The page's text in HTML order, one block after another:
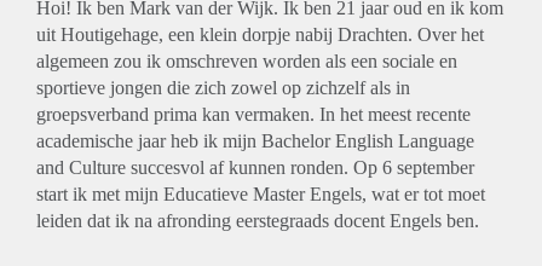
Hoi! Ik ben Mark van der Wijk. Ik ben 21 jaar oud en ik kom
uit Houtigehage, een klein dorpje nabij Drachten. Over het
algemeen zou ik omschreven worden als een sociale en
sportieve jongen die zich zowel op zichzelf als in
groepsverband prima kan vermaken. In het meest recente
academische jaar heb ik mijn Bachelor English Language
and Culture succesvol af kunnen ronden. Op 6 september
start ik met mijn Educatieve Master Engels, wat er tot moet
leiden dat ik na afronding eerstegraads docent Engels ben.